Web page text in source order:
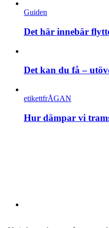
Guiden
Det här innebär
Det kan du få –
etikettfrÅGAN
Hur dämpar vi